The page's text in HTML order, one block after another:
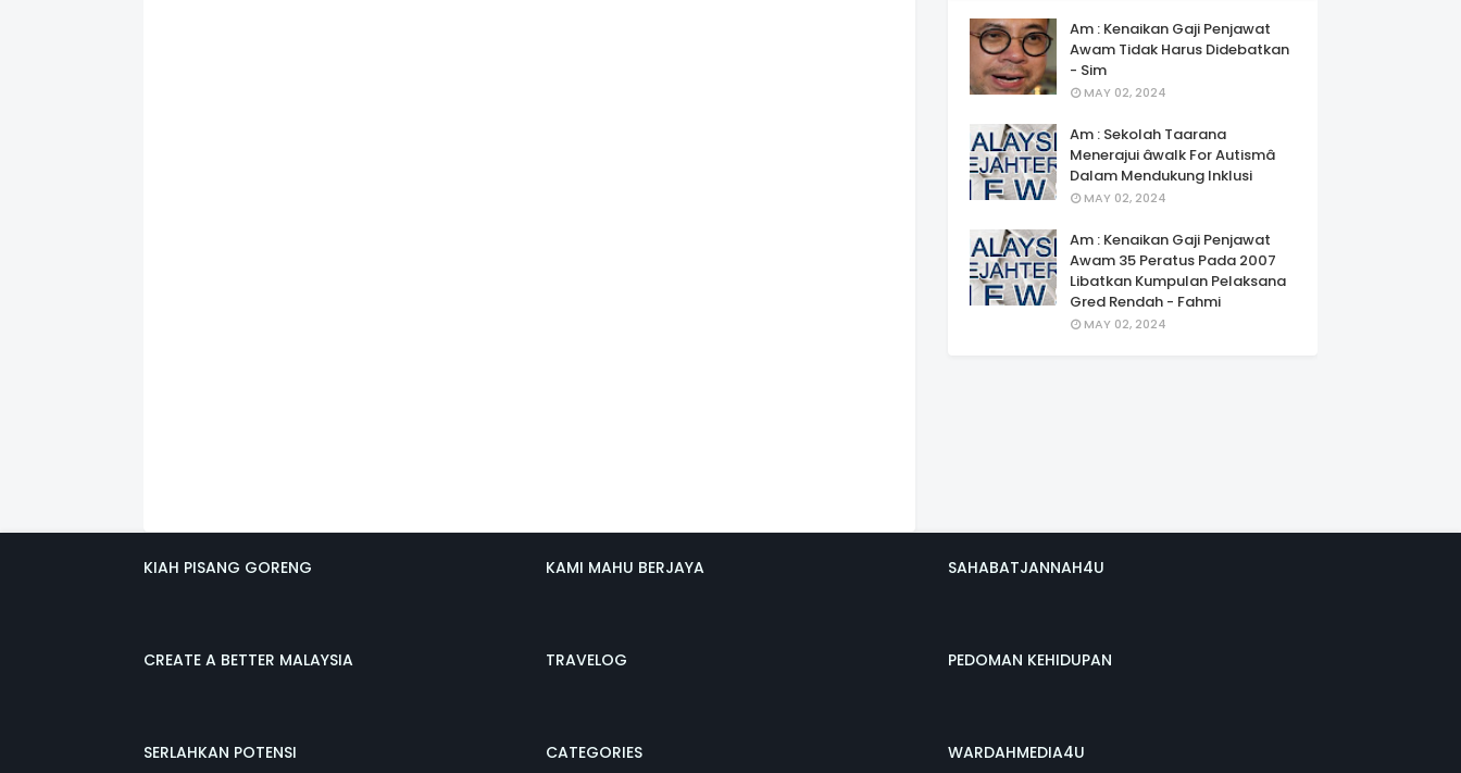
Am : Kenaikan Gaji Penjawat
Awam Tidak Harus Didebatkan
- Sim
MAY 02, 2024
Am : Sekolah Taarana
Menerajui âwalk For Autismâ
Dalam Mendukung Inklusi
MAY 02, 2024
Am : Kenaikan Gaji Penjawat
Awam 35 Peratus Pada 2007
Libatkan Kumpulan Pelaksana
Gred Rendah - Fahmi
MAY 02, 2024
KIAH PISANG GORENG
CREATE A BETTER MALAYSIA
SERLAHKAN POTENSI
KAMI MAHU BERJAYA
TRAVELOG
CATEGORIES
SAHABATJANNAH4U
PEDOMAN KEHIDUPAN
WARDAHMEDIA4U